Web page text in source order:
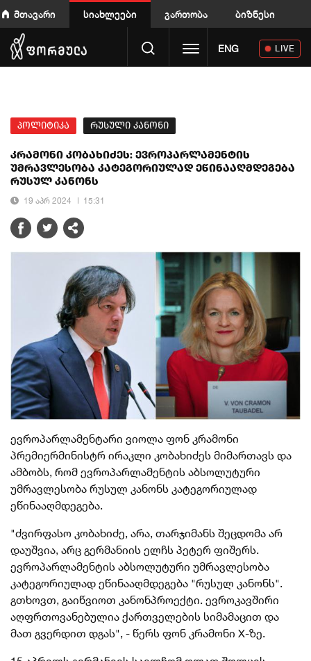
მთავარი სიახლეები გართობა ბიზნესი
Toggle navigation
ENG LIVE
პოლიტიკა რუსული კანონი
კრამონი კობახიძეს: ევროპარლამენტის
უმრავლესობა კატეგორიულად ეწინააღმდეგება
რუსულ კანონს
19 აპრ 2024 15:31
ევროპარლამენტარი ვიოლა ფონ კრამონი
პრემიერმინისტრ ირაკლი კობახიძეს მიმართავს და
ამბობს, რომ ევროპარლამენტის აბსოლუტური
უმრავლესობა რუსულ კანონს კატეგორიულად
ეწინააღმდეგება.
"ძვირფასო კობახიძე, არა, თარჯიმანს შეცდომა არ
დაუშვია, არც გერმანიის ელჩს პეტერ ფიშერს.
ევროპარლამენტის აბსოლუტური უმრავლესობა
კატეგორიულად ეწინააღმდეგება "რუსულ კანონს".
გთხოვთ, გაიწვიოთ კანონპროექტი. ევროკავშირი
აღფრთოვანებულია ქართველების სიმამაცით და
მათ გვერდით დგას", - წერს ფონ კრამონი X-ზე.